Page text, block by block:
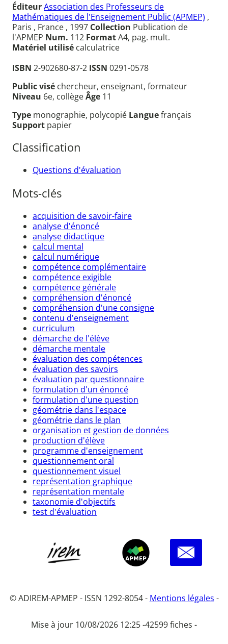
ÉditeurAssociation des Professeurs de
Mathématiques de l'Enseignement Public (APMEP) ,
Paris , France , 1997 Collection Publication de
l'APMEP Num. 112 FormatA4, pag. mult.
Matériel utilisé calculatrice
ISBN 2-902680-87-2 ISSN 0291-0578
Public visé chercheur, enseignant, formateur
Niveau 6e, collègeÂge 11
Type monographie, polycopié Languefrançais
Support papier
Classification
Questions d'évaluation
Mots-clés
acquisition de savoir-faire
analyse d'énoncé
analyse didactique
calcul mental
calcul numérique
compétence complémentaire
compétence exigible
compétence générale
compréhension d'énoncé
compréhension d'une consigne
contenu d'enseignement
curriculum
démarche de l'élève
démarche mentale
évaluation des compétences
évaluation des savoirs
évaluation par questionnaire
formulation d'un énoncé
formulation d'une question
géométrie dans l'espace
géométrie dans le plan
organisation et gestion de données
production d'élève
programme d'enseignement
questionnement oral
questionnement visuel
représentation graphique
représentation mentale
taxonomie d'objectifs
test d'évaluation
© ADIREM-APMEP - ISSN 1292-8054 - Mentions légales -
Mise à jour 10/08/2026 12:25 -42599 fiches -